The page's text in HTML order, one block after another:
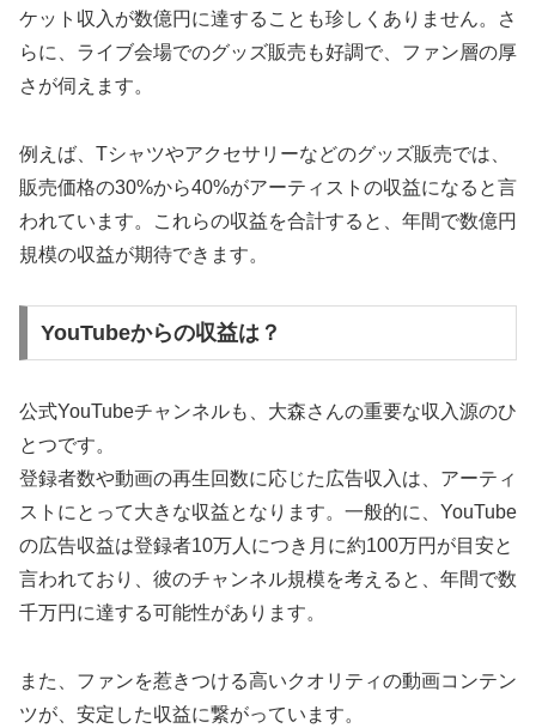
ケット収入が数億円に達することも珍しくありません。さ
らに、ライブ会場でのグッズ販売も好調で、ファン層の厚
さが伺えます。
例えば、Tシャツやアクセサリーなどのグッズ販売では、
販売価格の30%から40%がアーティストの収益になると言
われています。これらの収益を合計すると、年間で数億円
規模の収益が期待できます。
YouTubeからの収益は？
公式YouTubeチャンネルも、大森さんの重要な収入源のひ
とつです。
登録者数や動画の再生回数に応じた広告収入は、アーティ
ストにとって大きな収益となります。一般的に、YouTube
の広告収益は登録者10万人につき月に約100万円が目安と
言われており、彼のチャンネル規模を考えると、年間で数
千万円に達する可能性があります。
また、ファンを惹きつける高いクオリティの動画コンテン
ツが、安定した収益に繋がっています。